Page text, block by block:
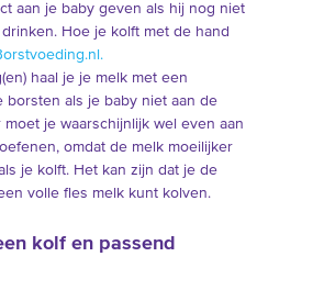
aan je baby geven als hij nog niet
Hoe je kolft met de hand
haal je je melk met een
borsten als je baby niet aan de
moet je waarschijnlijk wel even aan
omdat de melk moeilijker
je kolft. Het kan zijn dat je de
volle fles melk kunt kolven.
kolf en passend